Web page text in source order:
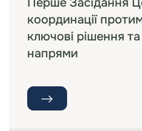
координації
ключові рішення та
напрями